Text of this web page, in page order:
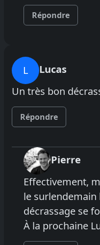
Répondre
L
Lucas
Un très bon
Répondre
Pierre
Effectivement,
le surlendemain
décrassage se
À la prochaine